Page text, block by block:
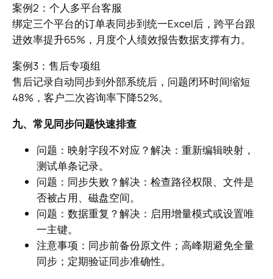
案例2：个人多平台客服
绑定三个平台的订单表同步到统一Excel后，跨平台跟
进效率提升65%，月度个人绩效报告数据支撑有力。
案例3：售后专项组
售后记录自动同步到外部系统后，问题闭环时间缩短
48%，客户二次咨询率下降52%。
九、常见同步问题快速排查
问题：映射字段不对应？解决：重新编辑映射，
测试单条记录。
问题：同步失败？解决：检查路径权限、文件是
否被占用、磁盘空间。
问题：数据重复？解决：启用增量模式或设置唯
一主键。
注意事项：同步前备份原文件；高峰期避免全量
同步；定期验证同步准确性。